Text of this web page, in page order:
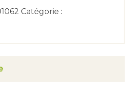
Catégorie :